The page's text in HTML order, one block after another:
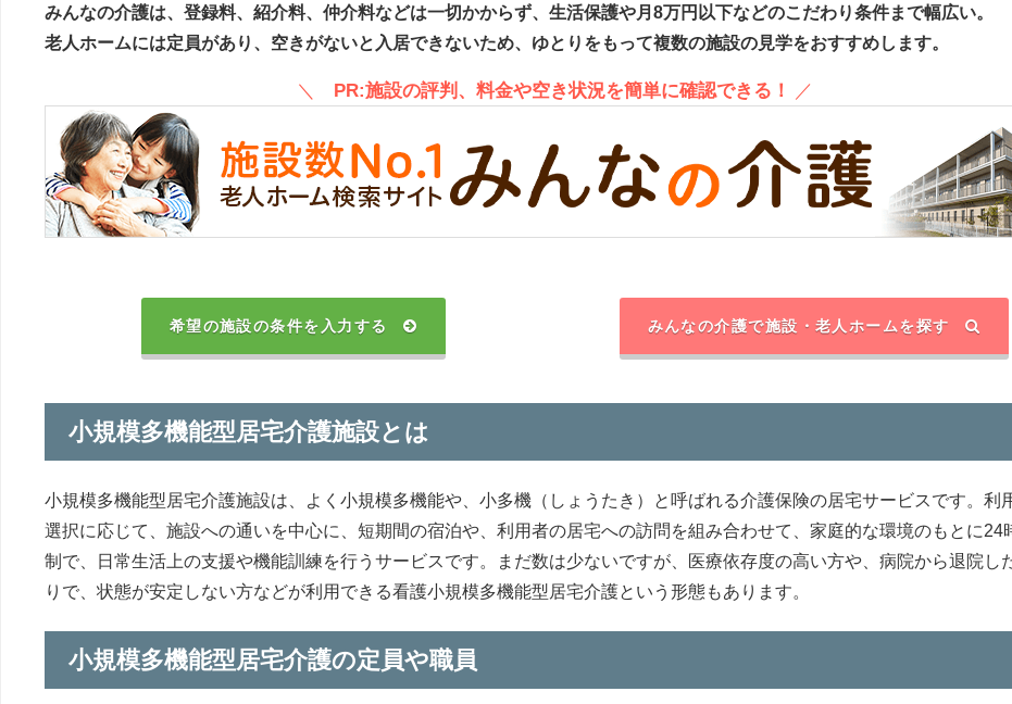
みんなの介護は、登録料、紹介料、仲介料などは一切かからず、生活保護や月8万円以下などのこだわり条件まで幅広い。
老人ホームには定員があり、空きがないと入居できないため、ゆとりをもって複数の施設の見学をおすすめします。
＼ PR:施設の評判、料金や空き状況を簡単に確認できる！ ／
希望の施設の条件を入力する みんなの介護で施設・老人ホームを探す
小規模多機能型居宅介護施設とは
小規模多機能型居宅介護施設は、よく小規模多機能や、小多機（しょうたき）と呼ばれる介護保険の居宅サービスです。利
選択に応じて、施設への通いを中心に、短期間の宿泊や、利用者の居宅への訪問を組み合わせて、家庭的な環境のもとに24
制で、日常生活上の支援や機能訓練を行うサービスです。まだ数は少ないですが、医療依存度の高い方や、病院から退院し
りで、状態が安定しない方などが利用できる看護小規模多機能型居宅介護という形態もあります。
小規模多機能型居宅介護の定員や職員